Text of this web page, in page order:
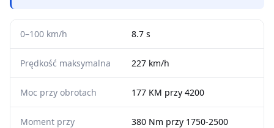
0–100 km/h 8.7 s
Prędkość maksymalna 227 km/h
Moc przy obrotach 177 KM przy 4200
Moment przy
380 Nm przy 1750-2500